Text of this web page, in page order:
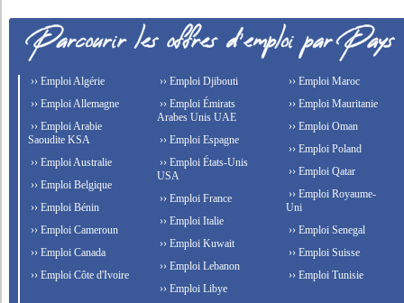
›› Emploi Algérie
›› Emploi Allemagne
›› Emploi Arabie
Saoudite KSA
›› Emploi Australie
›› Emploi Belgique
›› Emploi Bénin
›› Emploi Cameroun
›› Emploi Canada
›› Emploi Côte d'Ivoire
›› Emploi Djibouti
›› Emploi Émirats
Arabes Unis UAE
›› Emploi Espagne
›› Emploi États-Unis
USA
›› Emploi France
›› Emploi Italie
›› Emploi Kuwait
›› Emploi Lebanon
›› Emploi Libye
›› Emploi Maroc
›› Emploi Mauritanie
›› Emploi Oman
›› Emploi Poland
›› Emploi Qatar
›› Emploi Royaume-
Uni
›› Emploi Senegal
›› Emploi Suisse
›› Emploi Tunisie